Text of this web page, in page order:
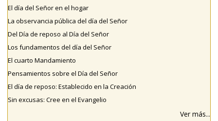
El día del Señor en el hogar
La observancia pública del día del Señor
Del Día de reposo al Día del Señor
Los fundamentos del día del Señor
El cuarto Mandamiento
Pensamientos sobre el Día del Señor
El día de reposo: Establecido en la Creación
Sin excusas: Cree en el Evangelio
Ver más...